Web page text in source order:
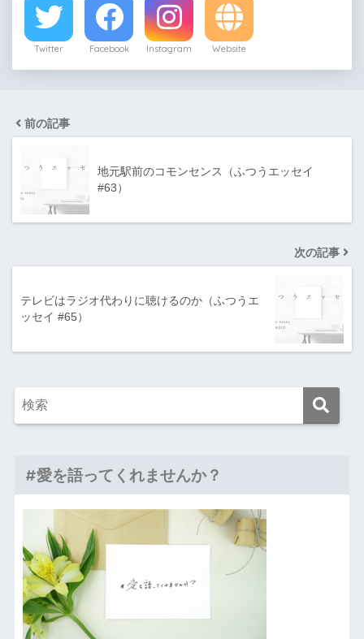
Twitter Facebook Instagram Website
前の記事
地元駅前のコモンセンス（ふつうエッセイ
#63）
次の記事
テレビはラジオ代わりに聴けるのか（ふつうエ
ッセイ #65）
#愛を語ってくれませんか？